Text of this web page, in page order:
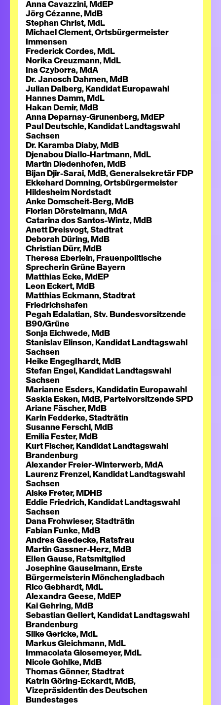
Anna Cavazzini, MdEP
Jörg Cézanne, MdB
Stephan Christ, MdL
Michael Clement, Ortsbürgermeister
Immensen
Frederick Cordes, MdL
Norika Creuzmann, MdL
Ina Czyborra, MdA
Dr. Janosch Dahmen, MdB
Julian Dalberg, Kandidat Europawahl
Hannes Damm, MdL
Hakan Demir, MdB
Anna Deparnay-Grunenberg, MdEP
Paul Deutschle, Kandidat Landtagswahl
Sachsen
Dr. Karamba Diaby, MdB
Djenabou Diallo-Hartmann, MdL
Martin Diedenhofen, MdB
Bijan Djir-Sarai, MdB, Generalsekretär FDP
Ekkehard Domning, Ortsbürgermeister
Hildesheim Nordstadt
Anke Domscheit-Berg, MdB
Florian Dörstelmann, MdA
Catarina dos Santos-Wintz, MdB
Anett Dreisvogt, Stadtrat
Deborah Düring, MdB
Christian Dürr, MdB
Theresa Eberlein, Frauenpolitische
Sprecherin Grüne Bayern
Matthias Ecke, MdEP
Leon Eckert, MdB
Matthias Eckmann, Stadtrat
Friedrichshafen
Pegah Edalatian, Stv. Bundesvorsitzende
B90/Grüne
Sonja Eichwede, MdB
Stanislav Elinson, Kandidat Landtagswahl
Sachsen
Heike Engeglhardt, MdB
Stefan Engel, Kandidat Landtagswahl
Sachsen
Marianne Esders, Kandidatin Europawahl
Saskia Esken, MdB, Parteivorsitzende SPD
Ariane Fäscher, MdB
Karin Fedderke, Stadträtin
Susanne Ferschl, MdB
Emilia Fester, MdB
Kurt Fischer, Kandidat Landtagswahl
Brandenburg
Alexander Freier-Winterwerb, MdA
Laurenz Frenzel, Kandidat Landtagswahl
Sachsen
Alske Freter, MDHB
Eddie Friedrich, Kandidat Landtagswahl
Sachsen
Dana Frohwieser, Stadträtin
Fabian Funke, MdB
Andrea Gaedecke, Ratsfrau
Martin Gassner-Herz, MdB
Ellen Gause, Ratsmitglied
Josephine Gauselmann, Erste
Bürgermeisterin Mönchengladbach
Rico Gebhardt, MdL
Alexandra Geese, MdEP
Kai Gehring, MdB
Sebastian Gellert, Kandidat Landtagswahl
Brandenburg
Silke Gericke, MdL
Markus Gleichmann, MdL
Immacolata Glosemeyer, MdL
Nicole Gohlke, MdB
Thomas Gönner, Stadtrat
Katrin Göring-Eckardt, MdB,
Vizepräsidentin des Deutschen
Bundestages